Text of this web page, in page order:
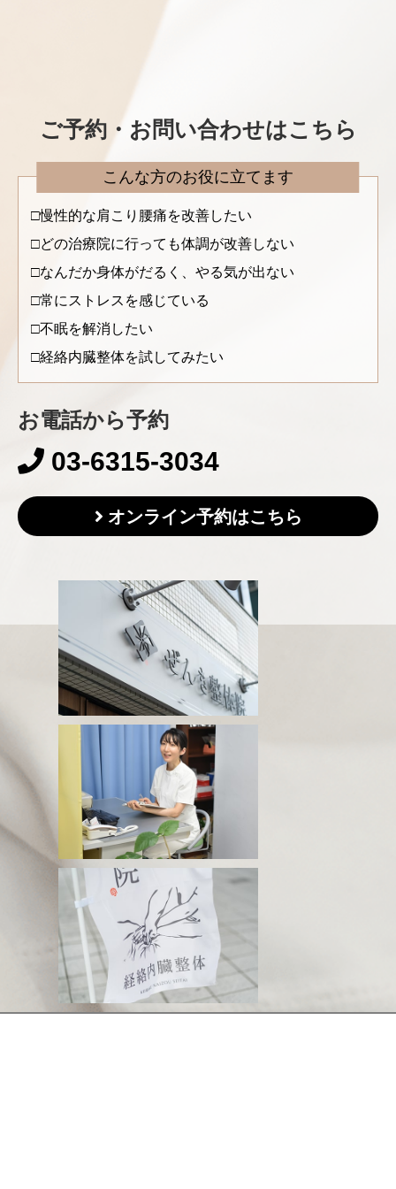
ご予約・お問い合わせはこちら
こんな方のお役に立てます
慢性的な肩こり腰痛を改善したい
どの治療院に行っても体調が改善しない
なんだか身体がだるく、やる気が出ない
常にストレスを感じている
不眠を解消したい
経絡内臓整体を試してみたい
お電話から予約
03-6315-3034
オンライン予約はこちら